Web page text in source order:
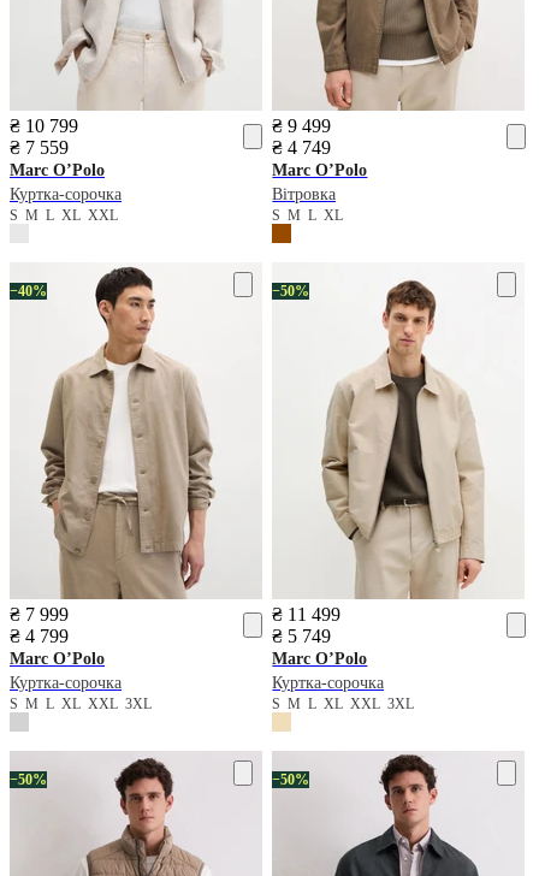
₴ 10 799
₴ 7 559
Marc O’Polo
Куртка-сорочка
S M L XL XXL
₴ 9 499
₴ 4 749
Marc O’Polo
Вітровка
SMLXL
−40%
₴ 7 999
₴ 4 799
Marc O’Polo
Куртка-сорочка
S M L XL XXL 3XL
−50%
₴ 11 499
₴ 5 749
Marc O’Polo
Куртка-сорочка
SMLXLXXL3XL
−50% −50%